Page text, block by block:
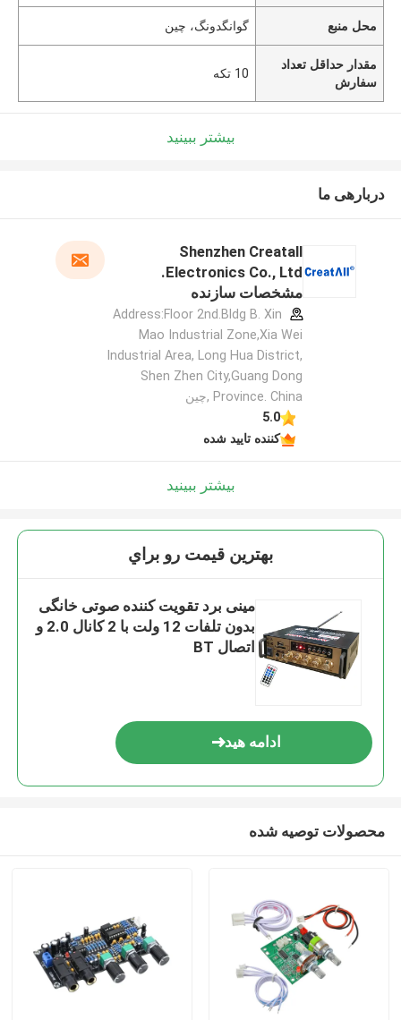
محل منبع گوانگدونگ، چین
مقدار حداقل تعداد
سفارش
10 تکه
بیشتر ببینید
دربارهی ما
Shenzhen Creatall
Electronics Co., Ltd.
مشخصات سازنده
Address:Floor 2nd.Bldg B. Xin
Mao Industrial Zone,Xia Wei
Industrial Area, Long Hua District,
Shen Zhen City,Guang Dong
Province. China ,چین
5.0
کننده تایید شده
بیشتر ببینید
بهترين قيمت رو براي
مینی برد تقویت کننده صوتی خانگی
بدون تلفات 12 ولت با 2 کانال 2.0 و
اتصال BT
ادامه هید
محصولات توصیه شده